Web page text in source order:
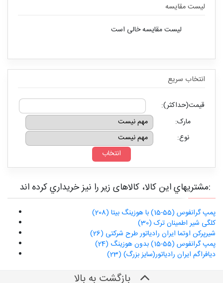
لیست مقایسه
لیست مقایسه خالی است
انتخاب سريع
قیمت(حداکثر):
مارک:
نوع:
مشتريهاي اين کالا، کالاهای زیر را نیز خريداري کرده اند:
پمپ گرانفوس (55-15) با هوزینگ بیتا (208)
کلگی شیر اطمینان ترک (30)
شیرپرکن اوتما ایران رادیاتور طرح شرکتی (26)
پمپ گرانفوس (55-15) بدون هوزینگ (24)
دیافراگم ایران رادیاتور(سایز بزرگ) (23)
بازگشت به بالا